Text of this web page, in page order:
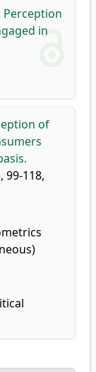
Perception
in
of
99-118,